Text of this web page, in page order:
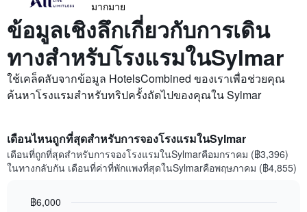
มากมาย
ข้อมูลเชิงลึกเกี่ยวกับการเดิน
ทางสำหรับโรงแรมในSylmar
ใช้เคล็ดลับจากข้อมูล HotelsCombined ของเราเพื่อช่วยคุณ
ค้นหาโรงแรมสำหรับทริปครั้งถัดไปของคุณใน Sylmar
เดือนไหนถูกที่สุดสำหรับการจองโรงแรมในSylmar
เดือนที่ถูกที่สุดสำหรับการจองโรงแรมในSylmarคือมกราคม (฿3,396)
ในทางกลับกัน เดือนที่ค่าที่พักแพงที่สุดในSylmarคือพฤษภาคม (฿4,855)
฿6,000